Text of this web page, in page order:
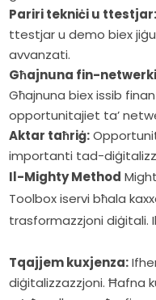
Pariri tekniċi u ttestjar:
ttestjar u demo biex
avvanzati.
Għajnuna fin-
Għajnuna biex issib
opportunitajiet ta’
Aktar taħriġ:
importanti tad-
Il-Mighty Method
Toolbox iservi bħala
trasformazzjoni diġitali.
Tqajjem kuxjenza:
diġitalizzazzjoni. Ħafna